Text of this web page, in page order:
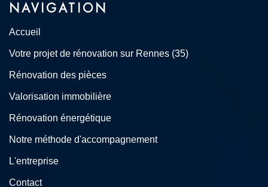
NAVIGATION
Accueil
Votre projet de rénovation sur Rennes (35)
Rénovation des pièces
Valorisation immobilière
Rénovation énergétique
Notre méthode d'accompagnement
L'entreprise
Contact